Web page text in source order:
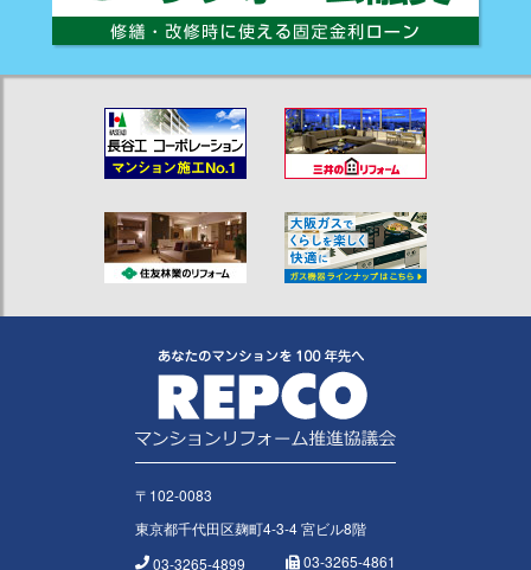
〒102-0083
東京都千代田区麹町4-3-4 宮ビル8階
03-3265-4899
03-3265-4861